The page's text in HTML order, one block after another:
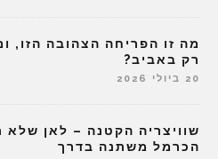
מה זו הפריחה הצהובה הזו,
רק באביב?
20 ביולי 2026
שוויצריה הקטנה – לאן שלא
הכרמל משתנה בדרך